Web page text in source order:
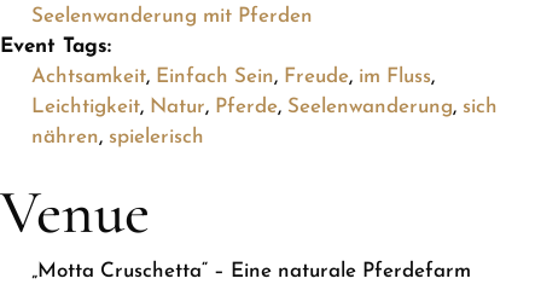
Seelenwanderung mit Pferden
Event Tags:
Achtsamkeit, Einfach Sein, Freude, im Fluss,
Leichtigkeit, Natur, Pferde, Seelenwanderung, sich
nähren, spielerisch
Venue
„Motta Cruschetta“ – Eine naturale Pferdefarm